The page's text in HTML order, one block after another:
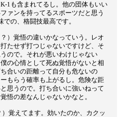
1も含まれてるし。他の団体もいい
ァンを持ってるスポーツだと思う
の、格闘技最高です。
）覚悟の違いかなっていう。レオ
たせず打つじゃないですけど、そ
ので。それが悪いわけじゃない
の心情として死ぬ覚悟がないと相
合いの距離って自分も危ないの
もらう確率も上がるし。危険な距
思うので。打ち合いに強いねって
悟の差なんじゃないかなと。
）覚えてます。効いたのか、カクッ